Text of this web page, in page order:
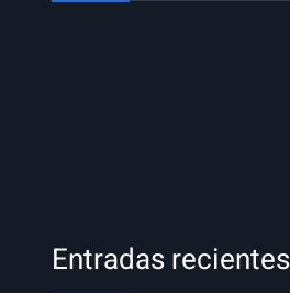
Entradas recientes